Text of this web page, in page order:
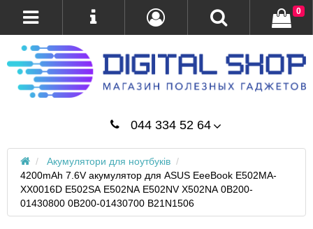
044 334 52 64
0
Акумулятори для ноутбуків
4200mAh 7.6V акумулятор для ASUS EeeBook E502MA-
XX0016D E502SA E502NA E502NV X502NA 0B200-
01430800 0B200-01430700 B21N1506